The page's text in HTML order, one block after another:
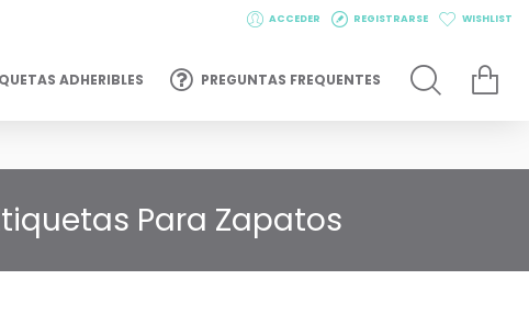
ACCEDER REGISTRARSE WISHLIST
ADHERIBLES PREGUNTAS FREQUENTES
Para Zapatos